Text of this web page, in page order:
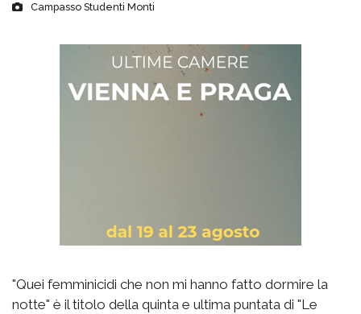
Campasso Studenti Monti
"Quei femminicidi che non mi hanno fatto dormire la
notte" è il titolo della quinta e ultima puntata di "Le